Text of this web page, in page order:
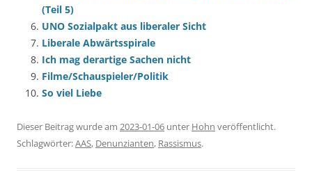
(Teil 5)
UNO Sozialpakt aus liberaler Sicht
Liberale Abwärtsspirale
Ich mag derartige Sachen nicht
Filme/Schauspieler/Politik
So viel Liebe
Dieser Beitrag wurde am 2023-01-06 unter Hohn veröffentlicht.
Schlagwörter:AAS, Denunzianten, Rassismus.